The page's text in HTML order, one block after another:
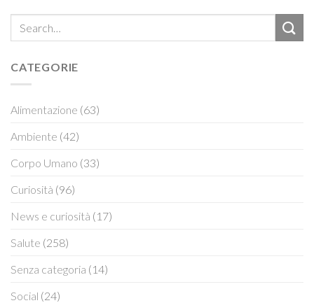
CATEGORIE
Alimentazione (63)
Ambiente (42)
Corpo Umano (33)
Curiosità (96)
News e curiosità (17)
Salute (258)
Senza categoria (14)
Social (24)